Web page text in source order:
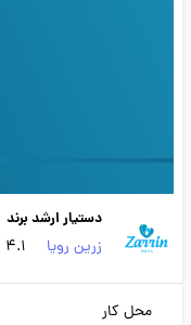
دستیار ارشد برند
زرین رویا
4.1
محل کار